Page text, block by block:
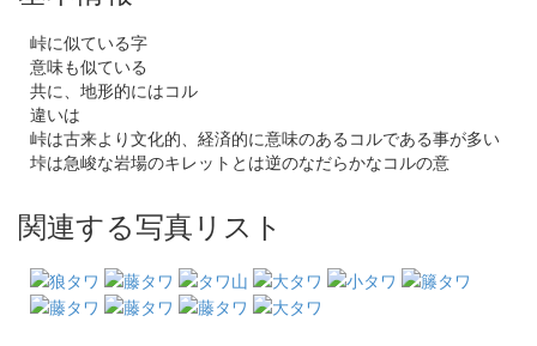
峠に似ている字
意味も似ている
共に、地形的にはコル
違いは
峠は古来より文化的、経済的に意味のあるコルである事が多い
垰は急峻な岩場のキレットとは逆のなだらかなコルの意
関連する写真リスト